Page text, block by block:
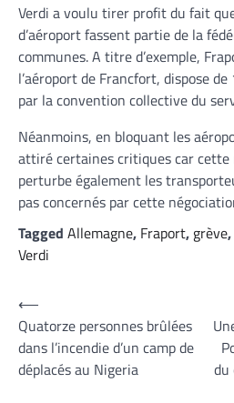
Verdi a voulu tirer profit du fait
d’aéroport fassent partie de la
communes. A titre d’exemple,
l’aéroport de Francfort, dispose
par la convention collective du
Néanmoins, en bloquant les
attiré certaines critiques car cette
perturbe également les
pas concernés par cette
Tagged Allemagne, Fraport, grève,
Verdi
Navigation
de
l’article
⟵
Quatorze personnes brûlées
dans l’incendie d’un camp de
déplacés au Nigeria
du